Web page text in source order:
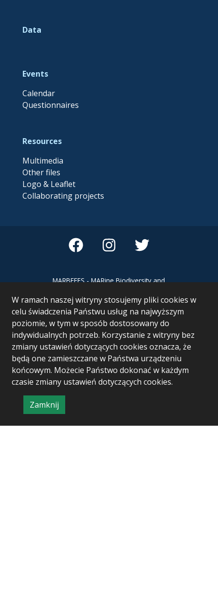
W ramach naszej witryny stosujemy pliki cookies w
celu świadczenia Państwu usług na najwyższym
poziomie, w tym w sposób dostosowany do
indywidualnych potrzeb. Korzystanie z witryny bez
zmiany ustawień dotyczących cookies oznacza, że
będą one zamieszczane w Państwa urządzeniu
końcowym. Możecie Państwo dokonać w każdym
czasie zmiany ustawień dotyczących cookies.
Zamknij
informację
o
Data
Events
Calendar
Questionnaires
Resources
Multimedia
Other files
Logo & Leaflet
Collaborating projects
MARBEFES - MARine Biodiversity and
Ecosystem Services MARBEFES project
has received funding from the European
Union’s Horizon Europe research and
innovation programme under Grant
Agreement no 101060937
Project & realization: